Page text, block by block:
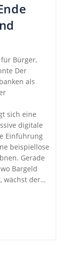
Bürger,
Der
als
sich eine
digitale
Einführung
beispiellose
Gerade
Bargeld
wächst der…